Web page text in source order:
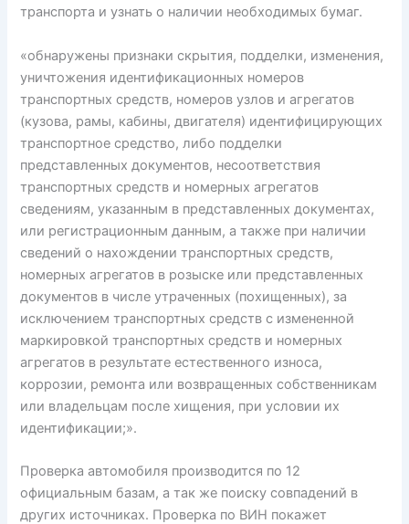
транспорта и узнать о наличии необходимых бумаг.
«обнаружены признаки скрытия, подделки, изменения,
уничтожения идентификационных номеров
транспортных средств, номеров узлов и агрегатов
(кузова, рамы, кабины, двигателя) идентифицирующих
транспортное средство, либо подделки
представленных документов, несоответствия
транспортных средств и номерных агрегатов
сведениям, указанным в представленных документах,
или регистрационным данным, а также при наличии
сведений о нахождении транспортных средств,
номерных агрегатов в розыске или представленных
документов в числе утраченных (похищенных), за
исключением транспортных средств с измененной
маркировкой транспортных средств и номерных
агрегатов в результате естественного износа,
коррозии, ремонта или возвращенных собственникам
или владельцам после хищения, при условии их
идентификации;».
Проверка автомобиля производится по 12
официальным базам, а так же поиску совпадений в
других источниках. Проверка по ВИН покажет